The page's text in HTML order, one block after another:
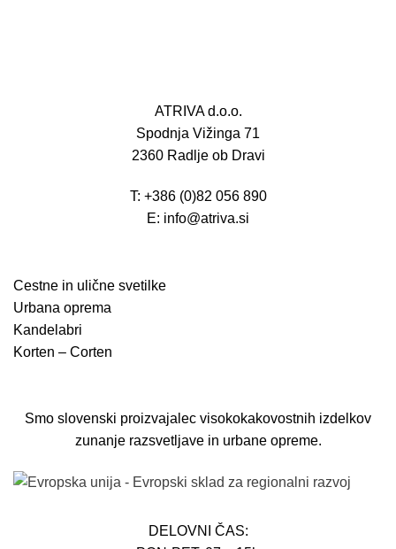
ATRIVA d.o.o.
Spodnja Vižinga 71
2360 Radlje ob Dravi
T: +386 (0)82 056 890
E: info@atriva.si
Cestne in ulične svetilke
Urbana oprema
Kandelabri
Korten – Corten
Smo slovenski proizvajalec visokokakovostnih izdelkov
zunanje razsvetljave in urbane opreme.
DELOVNI ČAS: